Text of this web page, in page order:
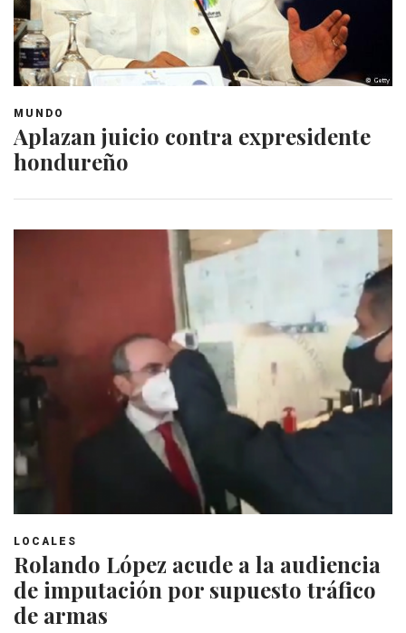
MUNDO
Aplazan juicio contra expresidente
hondureño
LOCALES
Rolando López acude a la audiencia
de imputación por supuesto tráfico
de armas